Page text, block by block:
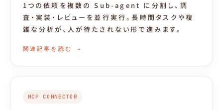
1つの依頼を複数の Sub-agent に分割し、調
査・実装・レビューを並行実行。長時間タスクや複
雑な分析が、人が待たされない形で進みます。
関連記事を読む →
MCP CONNECTOR